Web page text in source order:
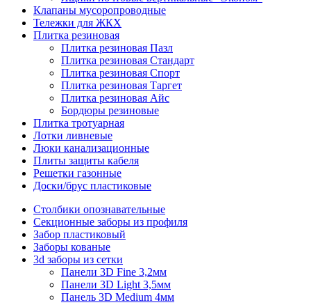
Клапаны мусоропроводные
Тележки для ЖКХ
Плитка резиновая
Плитка резиновая Пазл
Плитка резиновая Стандарт
Плитка резиновая Спорт
Плитка резиновая Таргет
Плитка резиновая Айс
Бордюры резиновые
Плитка тротуарная
Лотки ливневые
Люки канализационные
Плиты защиты кабеля
Решетки газонные
Доски/брус пластиковые
Столбики опознавательные
Секционные заборы из профиля
Забор пластиковый
Заборы кованые
3d заборы из сетки
Панели 3D Fine 3,2мм
Панели 3D Light 3,5мм
Панель 3D Medium 4мм